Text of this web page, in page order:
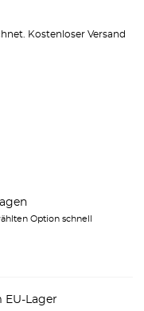
Kostenloser Versand
Option schnell
EU-Lager